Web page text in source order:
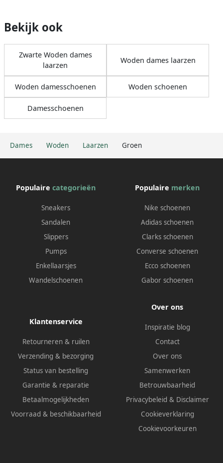
Dames Woden Laarzen Groen
Bekijk ook
Zwarte Woden dames
laarzen
Woden dames laarzen
Woden damesschoenen Woden schoenen
Damesschoenen
Populaire categorieën
Sneakers
Sandalen
Slippers
Pumps
Enkellaarsjes
Wandelschoenen
Populaire merken
Nike schoenen
Adidas schoenen
Clarks schoenen
Converse schoenen
Ecco schoenen
Gabor schoenen
Klantenservice
Retourneren & ruilen
Verzending & bezorging
Status van bestelling
Garantie & reparatie
Betaalmogelijkheden
Voorraad & beschikbaarheid
Over ons
Inspiratie blog
Contact
Over ons
Samenwerken
Betrouwbaarheid
Privacybeleid & Disclaimer
Cookieverklaring
Cookievoorkeuren